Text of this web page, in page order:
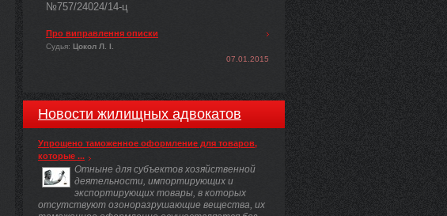
№757/24024/14-ц
Про виправлення описки
Судья: Цокол Л. І.
07.01.2015
Новости жилищных адвокатов
Упрощено таможенное оформление для товаров,
которые ...
Отныне для субъектов хозяйственной
деятельности, импортирующих и
экспортирующих товары, в которых
отсутствуют озоноразрушающие вещества, их